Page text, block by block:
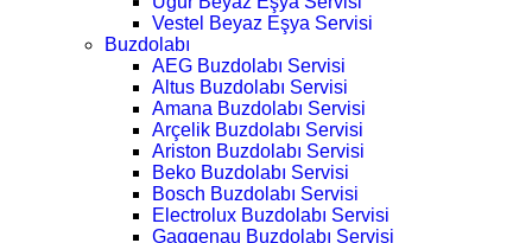
Vestel Beyaz Eşya Servisi
Buzdolabı
AEG Buzdolabı Servisi
Altus Buzdolabı Servisi
Amana Buzdolabı Servisi
Arçelik Buzdolabı Servisi
Ariston Buzdolabı Servisi
Beko Buzdolabı Servisi
Bosch Buzdolabı Servisi
Electrolux Buzdolabı Servisi
Gaggenau Buzdolabı Servisi